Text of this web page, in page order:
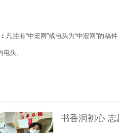
凡注有“中宏网”或电头为“中宏网”的稿
电头。
书香润初心 志